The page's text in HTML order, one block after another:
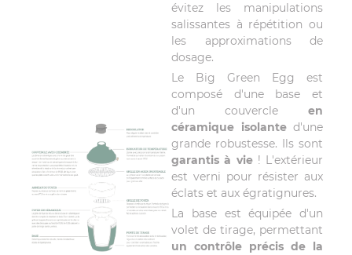
évitez les manipulations
salissantes à répétition ou
les approximations de
dosage.
Le Big Green Egg est
composé d'une base et
d'un couvercle en
céramique isolanted'une
grande robustesse. Ils sont
garantis à vie! L'extérieur
est verni pour résister aux
éclats et aux égratignures.
La base est équipée d'un
volet de tirage, permettant
un contrôle précis de la